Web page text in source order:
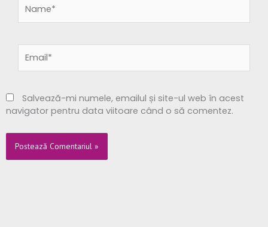
Salvează-mi numele, emailul și site-ul web în acest
navigator pentru data viitoare când o să comentez.